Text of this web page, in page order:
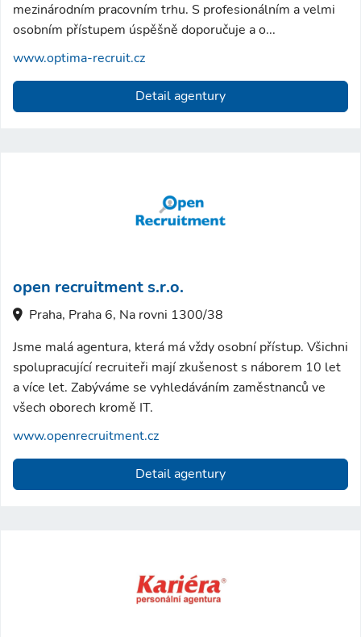
mezinárodním pracovním trhu. S profesionálním a velmi
osobním přístupem úspěšně doporučuje a o...
www.optima-recruit.cz
Detail agentury
open recruitment s.r.o.
Praha, Praha 6, Na rovni 1300/38
Jsme malá agentura, která má vždy osobní přístup. Všichni
spolupracující recruiteři mají zkušenost s náborem 10 let
a více let. Zabýváme se vyhledáváním zaměstnanců ve
všech oborech kromě IT.
www.openrecruitment.cz
Detail agentury